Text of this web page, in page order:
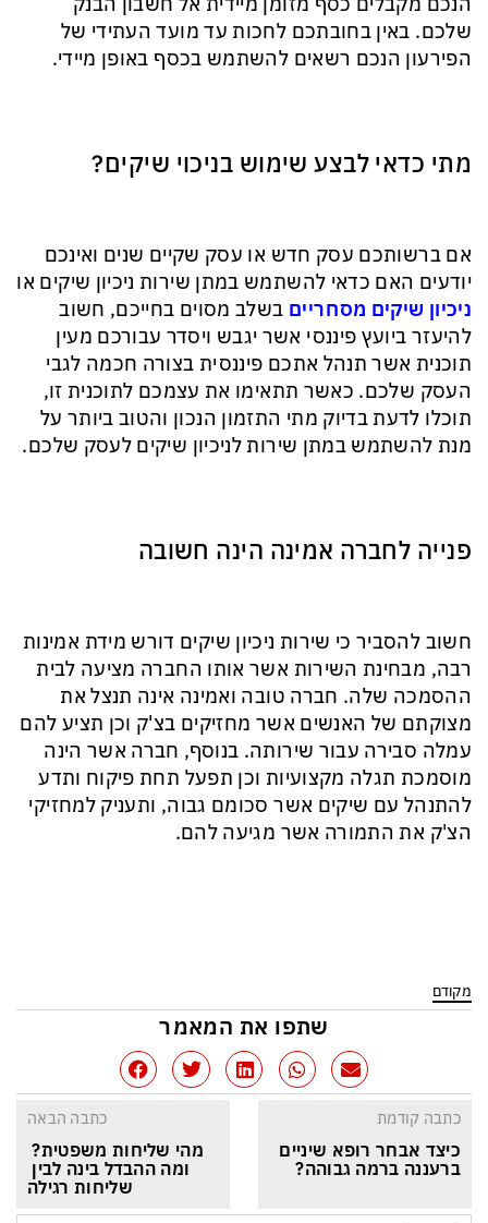
שלכם. באין בחובתכם לחכות עד מועד העתידי של
הפירעון הנכם רשאים להשתמש בכסף באופן מיידי.
מתי כדאי לבצע שימוש בניכוי שיקים?
אם ברשותכם עסק חדש או עסק שקיים שנים ואינכם
יודעים האם כדאי להשתמש במתן שירות ניכיון שיקים או
ניכיון שיקים מסחריים בשלב מסוים בחייכם, חשוב
להיעזר ביועץ פיננסי אשר יגבש ויסדר עבורכם מעין
תוכנית אשר תנהל אתכם פיננסית בצורה חכמה לגבי
העסק שלכם. כאשר תתאימו את עצמכם לתוכנית זו,
תוכלו לדעת בדיוק מתי התזמון הנכון והטוב ביותר על
מנת להשתמש במתן שירות לניכיון שיקים לעסק שלכם.
פנייה לחברה אמינה הינה חשובה
חשוב להסביר כי שירות ניכיון שיקים דורש מידת אמינות
רבה, מבחינת השירות אשר אותו החברה מציעה לבית
ההסמכה שלה. חברה טובה ואמינה אינה תנצל את
מצוקתם של האנשים אשר מחזיקים בצ'ק וכן תציע להם
עמלה סבירה עבור שירותה. בנוסף, חברה אשר הינה
מוסמכת תגלה מקצועיות וכן תפעל תחת פיקוח ותדע
להתנהל עם שיקים אשר סכומם גבוה, ותעניק למחזיקי
הצ'ק את התמורה אשר מגיעה להם.
מקודם
שתפו את המאמר
כתבה קודמת
כיצד אבחר רופא שיניים
ברעננה ברמה גבוהה?
כתבה הבאה
מהי שליחות משפטית?
ומה ההבדל בינה לבין
שליחות רגילה